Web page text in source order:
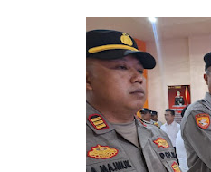
Samapta Polresta
Kapolsek
Sosialisasi Pilkades